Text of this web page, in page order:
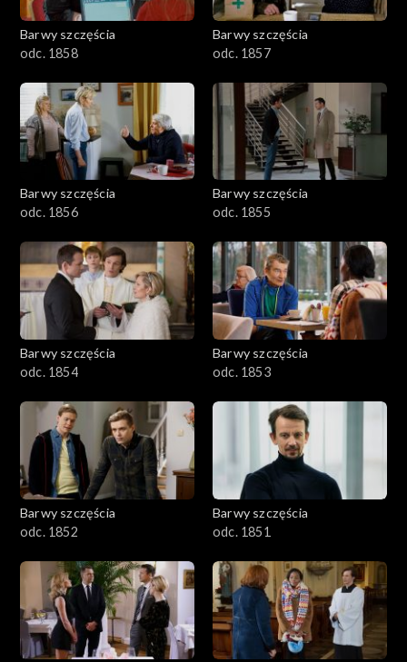
Barwy szczęścia
odc. 1858
Barwy szczęścia
odc. 1857
Barwy szczęścia
odc. 1856
Barwy szczęścia
odc. 1855
Barwy szczęścia
odc. 1854
Barwy szczęścia
odc. 1853
Barwy szczęścia
odc. 1852
Barwy szczęścia
odc. 1851